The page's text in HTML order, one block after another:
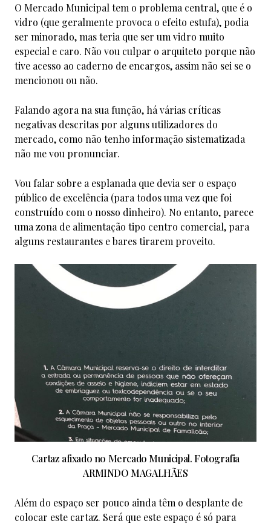
O Mercado Municipal tem o problema central, que é o
vidro (que geralmente provoca o efeito estufa), podia
ser minorado, mas teria que ser um vidro muito
especial e caro. Não vou culpar o arquiteto porque não
tive acesso ao caderno de encargos, assim não sei se o
mencionou ou não.
Falando agora na sua função, há várias críticas
negativas descritas por alguns utilizadores do
mercado, como não tenho informação sistematizada
não me vou pronunciar.
Vou falar sobre a esplanada que devia ser o espaço
público de excelência (para todos uma vez que foi
construído com o nosso dinheiro). No entanto, parece
uma zona de alimentação tipo centro comercial, para
alguns restaurantes e bares tirarem proveito.
Cartaz afixado no Mercado Municipal. Fotografia
ARMINDO MAGALHÃES
Além do espaço ser pouco ainda têm o desplante de
colocar este cartaz. Será que este espaço é só para